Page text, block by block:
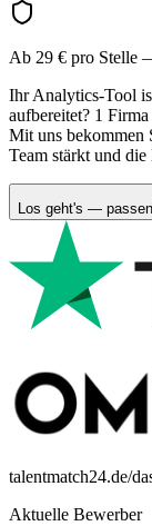
Ab 29 € pro Stelle
Ihr Analytics-Tool
aufbereitet? 1
Mit uns bekommen
Team stärkt und
Los geht's —
talentmatch24.de/
Aktuelle Bewerber